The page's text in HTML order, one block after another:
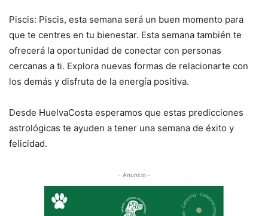
Piscis: Piscis, esta semana será un buen momento para
que te centres en tu bienestar. Esta semana también te
ofrecerá la oportunidad de conectar con personas
cercanas a ti. Explora nuevas formas de relacionarte con
los demás y disfruta de la energía positiva.
Desde HuelvaCosta esperamos que estas predicciones
astrológicas te ayuden a tener una semana de éxito y
felicidad.
- Anuncio -